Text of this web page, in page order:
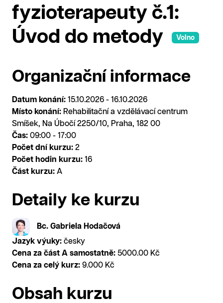
fyzioterapeuty č.1:
Úvod do metody
Volno
Organizační informace
Datum konání: 15.10.2026 - 16.10.2026
Místo konání: Rehabilitační a vzdělávací centrum
Smíšek, Na Úbočí 2250/10, Praha, 182 00
Čas: 09:00 - 17:00
Počet dní kurzu: 2
Počet hodin kurzu: 16
Část kurzu: A
Detaily ke kurzu
Bc. Gabriela Hodačová
Jazyk výuky: česky
Cena za část A samostatně: 5000.00 Kč
Cena za celý kurz: 9.000 Kč
Obsah kurzu